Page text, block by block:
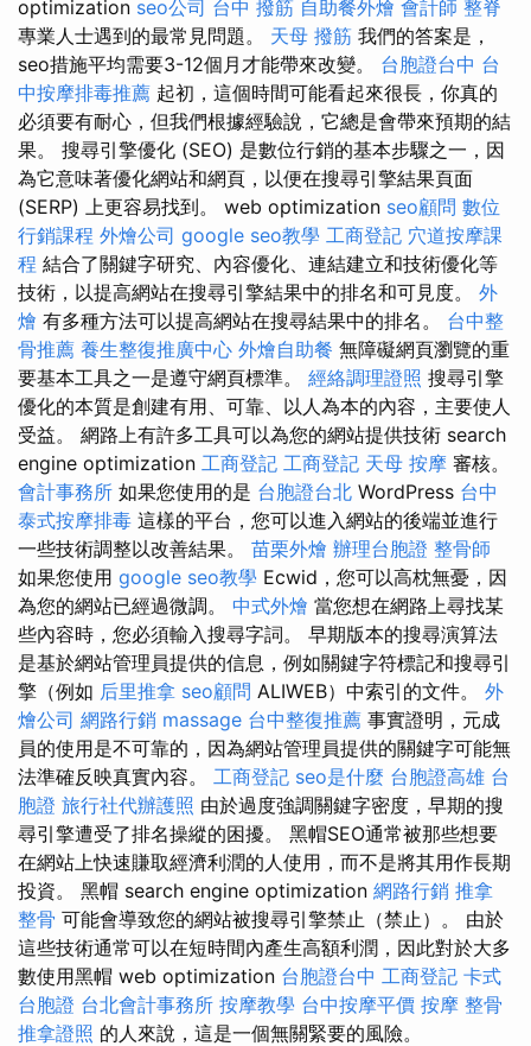
optimization seo公司 台中 撥筋 自助餐外燴 會計師 整脊
專業人士遇到的最常見問題。 天母 撥筋 我們的答案是，
seo措施平均需要3-12個月才能帶來改變。 台胞證台中 台
中按摩排毒推薦 起初，這個時間可能看起來很長，你真的
必須要有耐心，但我們根據經驗說，它總是會帶來預期的結
果。 搜尋引擎優化 (SEO) 是數位行銷的基本步驟之一，因
為它意味著優化網站和網頁，以便在搜尋引擎結果頁面
(SERP) 上更容易找到。 web optimization seo顧問 數位
行銷課程 外燴公司 google seo教學 工商登記 穴道按摩課
程 結合了關鍵字研究、內容優化、連結建立和技術優化等
技術，以提高網站在搜尋引擎結果中的排名和可見度。 外
燴 有多種方法可以提高網站在搜尋結果中的排名。 台中整
骨推薦 養生整復推廣中心 外燴自助餐 無障礙網頁瀏覽的重
要基本工具之一是遵守網頁標準。 經絡調理證照 搜尋引擎
優化的本質是創建有用、可靠、以人為本的內容，主要使人
受益。 網路上有許多工具可以為您的網站提供技術 search
engine optimization 工商登記 工商登記 天母 按摩 審核。
會計事務所 如果您使用的是 台胞證台北 WordPress 台中
泰式按摩排毒 這樣的平台，您可以進入網站的後端並進行
一些技術調整以改善結果。 苗栗外燴 辦理台胞證 整骨師
如果您使用 google seo教學 Ecwid，您可以高枕無憂，因
為您的網站已經過微調。 中式外燴 當您想在網路上尋找某
些內容時，您必須輸入搜尋字詞。 早期版本的搜尋演算法
是基於網站管理員提供的信息，例如關鍵字符標記和搜尋引
擎（例如 后里推拿 seo顧問 ALIWEB）中索引的文件。 外
燴公司 網路行銷 massage 台中整復推薦 事實證明，元成
員的使用是不可靠的，因為網站管理員提供的關鍵字可能無
法準確反映真實內容。 工商登記 seo是什麼 台胞證高雄 台
胞證 旅行社代辦護照 由於過度強調關鍵字密度，早期的搜
尋引擎遭受了排名操縱的困擾。 黑帽SEO通常被那些想要
在網站上快速賺取經濟利潤的人使用，而不是將其用作長期
投資。 黑帽 search engine optimization 網路行銷 推拿
整骨 可能會導致您的網站被搜尋引擎禁止（禁止）。 由於
這些技術通常可以在短時間內產生高額利潤，因此對於大多
數使用黑帽 web optimization 台胞證台中 工商登記 卡式
台胞證 台北會計事務所 按摩教學 台中按摩平價 按摩 整骨
推拿證照 的人來說，這是一個無關緊要的風險。